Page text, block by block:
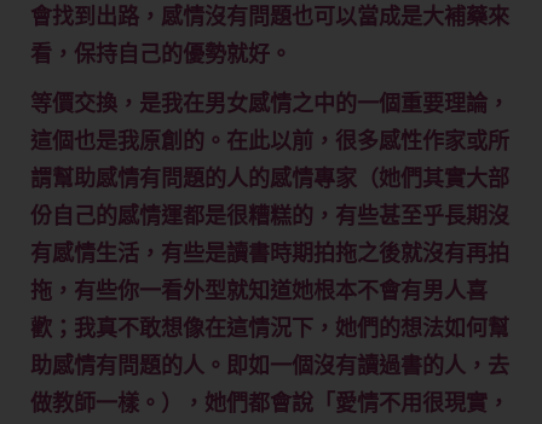
會找到出路，感情沒有問題也可以當成是大補藥來
看，保持自己的優勢就好。
等價交換，是我在男女感情之中的一個重要理論，
這個也是我原創的。在此以前，很多感性作家或所
謂幫助感情有問題的人的感情專家（她們其實大部
份自己的感情運都是很糟糕的，有些甚至乎長期沒
有感情生活，有些是讀書時期拍拖之後就沒有再拍
拖，有些你一看外型就知道她根本不會有男人喜
歡；我真不敢想像在這情況下，她們的想法如何幫
助感情有問題的人。即如一個沒有讀過書的人，去
做教師一樣。），她們都會說「愛情不用很現實，